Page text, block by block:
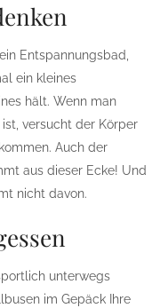
Entspannungsbad,
ein kleines
hält. Wenn man
versucht der Körper
Auch der
aus dieser Ecke! Und
nicht davon.
unterwegs
im Gepäck Ihre